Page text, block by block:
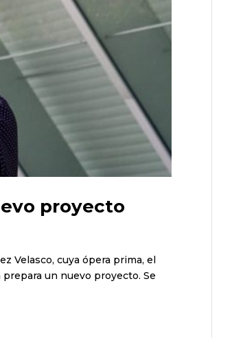
proyecto
Velasco, cuya ópera prima, el
un nuevo proyecto. Se